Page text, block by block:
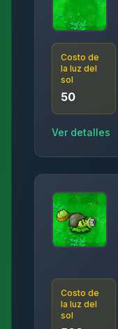
Costo de
la luz del
sol
50
Ver detalles
Costo de
la luz del
sol